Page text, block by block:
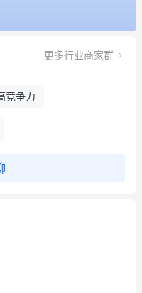
更多行业商家群
看一下
同时经营了
竞争力